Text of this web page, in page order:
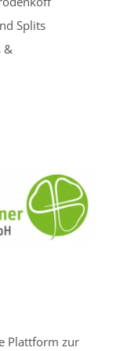
Splits
&
Plattform zur